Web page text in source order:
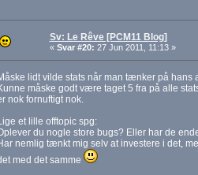
Sv: Le Rêve [PCM11 Blog]
« Svar #20: 27 Jun 2011, 11:13 »
lidt vilde stats når man tænker på hans
måske godt være taget 5 fra på alle
nok fornuftigt nok.
et lille offtopic spg:
du nogle store bugs? Eller har de
nemlig tænkt mig selv at investere i det,
med det samme